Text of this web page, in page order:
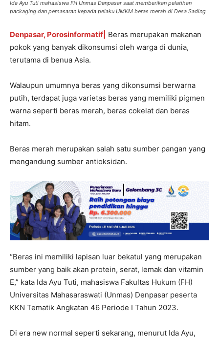
Ida Ayu Tuti mahasiswa FH Unmas Denpasar saat memberikan pelatihan
packaging dan pemasaran kepada pelaku UMKM beras merah di Desa Sading
Denpasar, Porosinformatif| Beras merupakan makanan
pokok yang banyak dikonsumsi oleh warga di dunia,
terutama di benua Asia.
Walaupun umumnya beras yang dikonsumsi berwarna
putih, terdapat juga varietas beras yang memiliki pigmen
warna seperti beras merah, beras cokelat dan beras
hitam.
Beras merah merupakan salah satu sumber pangan yang
mengandung sumber antioksidan.
“Beras ini memiliki lapisan luar bekatul yang merupakan
sumber yang baik akan protein, serat, lemak dan vitamin
E,” kata Ida Ayu Tuti, mahasiswa Fakultas Hukum (FH)
Universitas Mahasaraswati (Unmas) Denpasar peserta
KKN Tematik Angkatan 46 Periode I Tahun 2023.
Di era new normal seperti sekarang, menurut Ida Ayu,